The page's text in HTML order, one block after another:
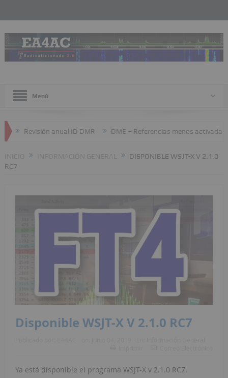
Menú
Revisión anual ID DMR DME – Referencias menos activadas
DISPONIBLE WSJT-X V 2.1.0
RC7
Disponible WSJT-X V 2.1.0 RC7
Ya está disponible el programa WSJT-X v 2.1.0 RC7.